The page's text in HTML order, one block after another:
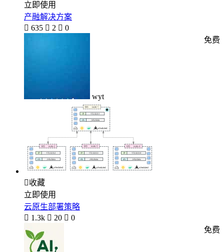
立即使用
产融解决方案
 635  2  0
wyt
免费
收藏
立即使用
云原生部署策略
 1.3k  20  0
免费